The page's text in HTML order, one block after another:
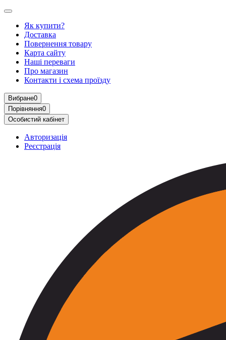
Як купити?
Доставка
Повернення товару
Карта сайту
Наші переваги
Про магазин
Контакти і схема проїзду
Вибране0
Порівняння0
Особистий кабінет
Авторизація
Реєстрація